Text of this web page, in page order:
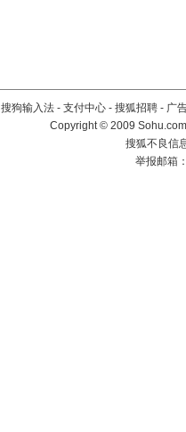
搜狗输入法 - 支付中心 - 搜狐招聘 - 广
Copyright © 2009
搜狐不良信
举报邮箱